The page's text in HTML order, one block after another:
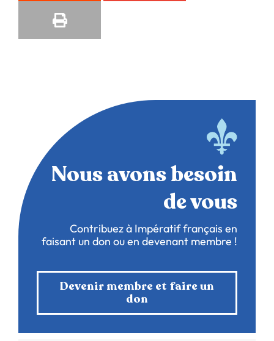
Nous avons besoin
de vous
Contribuez à Impératif français en
faisant un don ou en devenant membre !
Devenir membre et faire un
don